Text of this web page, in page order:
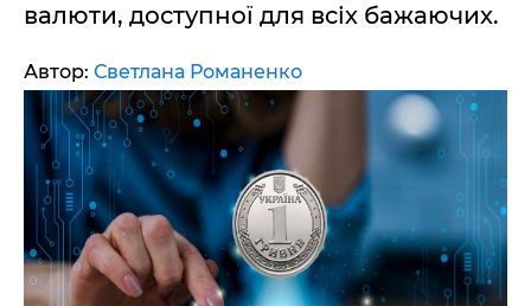
валюти, доступної для всіх бажаючих.
Автор: Светлана Романенко